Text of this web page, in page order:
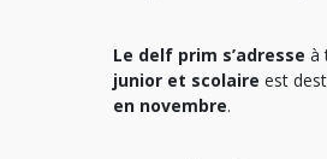
Le delf prim s’adresseà
junior et scolaireest
en novembre.